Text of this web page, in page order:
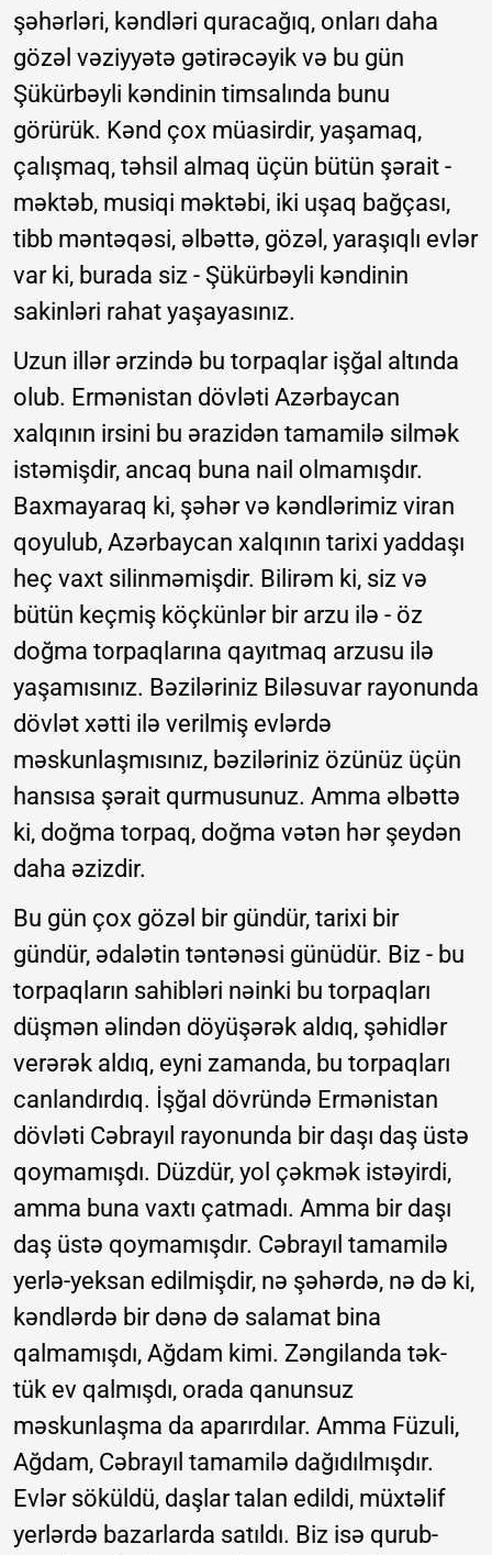
şəhərləri, kəndləri quracağıq, onları daha
gözəl vəziyyətə gətirəcəyik və bu gün
Şükürbəyli kəndinin timsalında bunu
görürük. Kənd çox müasirdir, yaşamaq,
çalışmaq, təhsil almaq üçün bütün şərait -
məktəb, musiqi məktəbi, iki uşaq bağçası,
tibb məntəqəsi, əlbəttə, gözəl, yaraşıqlı evlər
var ki, burada siz - Şükürbəyli kəndinin
sakinləri rahat yaşayasınız.
Uzun illər ərzində bu torpaqlar işğal altında
olub. Ermənistan dövləti Azərbaycan
xalqının irsini bu ərazidən tamamilə silmək
istəmişdir, ancaq buna nail olmamışdır.
Baxmayaraq ki, şəhər və kəndlərimiz viran
qoyulub, Azərbaycan xalqının tarixi yaddaşı
heç vaxt silinməmişdir. Bilirəm ki, siz və
bütün keçmiş köçkünlər bir arzu ilə - öz
doğma torpaqlarına qayıtmaq arzusu ilə
yaşamısınız. Bəziləriniz Biləsuvar rayonunda
dövlət xətti ilə verilmiş evlərdə
məskunlaşmısınız, bəziləriniz özünüz üçün
hansısa şərait qurmusunuz. Amma əlbəttə
ki, doğma torpaq, doğma vətən hər şeydən
daha əzizdir.
Bu gün çox gözəl bir gündür, tarixi bir
gündür, ədalətin təntənəsi günüdür. Biz - bu
torpaqların sahibləri nəinki bu torpaqları
düşmən əlindən döyüşərək aldıq, şəhidlər
verərək aldıq, eyni zamanda, bu torpaqları
canlandırdıq. İşğal dövründə Ermənistan
dövləti Cəbrayıl rayonunda bir daşı daş üstə
qoymamışdı. Düzdür, yol çəkmək istəyirdi,
amma buna vaxtı çatmadı. Amma bir daşı
daş üstə qoymamışdır. Cəbrayıl tamamilə
yerlə-yeksan edilmişdir, nə şəhərdə, nə də ki,
kəndlərdə bir dənə də salamat bina
qalmamışdı, Ağdam kimi. Zəngilanda tək-
tük ev qalmışdı, orada qanunsuz
məskunlaşma da aparırdılar. Amma Füzuli,
Ağdam, Cəbrayıl tamamilə dağıdılmışdır.
Evlər söküldü, daşlar talan edildi, müxtəlif
yerlərdə bazarlarda satıldı. Biz isə qurub-